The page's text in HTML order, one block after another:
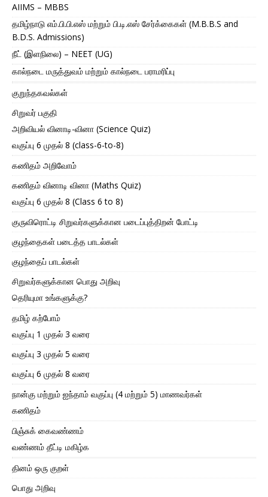
AIIMS – MBBS
தமிழ்நாடு எம்.பி.பி.எஸ் மற்றும் பி.டி.எஸ் சேர்க்கைகள் (M.B.B.S and
B.D.S. Admissions)
நீட் (இளநிலை) – NEET (UG)
கால்நடை மருத்துவம் மற்றும் கால்நடை பராமரிப்பு
குறுந்தகவல்கள்
சிறுவர் பகுதி
அறிவியல் வினாடி-வினா (Science Quiz)
வகுப்பு 6 முதல் 8 (class-6-to-8)
கணிதம் அறிவோம்
கணிதம் வினாடி வினா (Maths Quiz)
வகுப்பு 6 முதல் 8 (Class 6 to 8)
குருவிரொட்டி சிறுவர்களுக்கான படைப்புத்திறன் போட்டி
குழந்தைகள் படைத்த பாடல்கள்
குழந்தைப் பாடல்கள்
சிறுவர்களுக்கான பொது அறிவு
தெரியுமா உங்களுக்கு?
தமிழ் கற்போம்
வகுப்பு 1 முதல் 3 வரை
வகுப்பு 3 முதல் 5 வரை
வகுப்பு 6 முதல் 8 வரை
நான்கு மற்றும் ஐந்தாம் வகுப்பு (4 மற்றும் 5) மாணவர்கள்
கணிதம்
பிஞ்சுக் கைவண்ணம்
வண்ணம் தீட்டி மகிழ்க
தினம் ஒரு குறள்
பொது அறிவு